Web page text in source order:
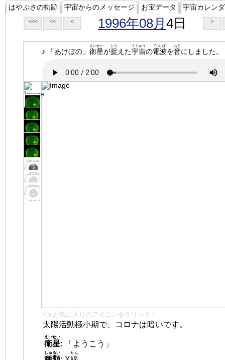
はやぶさの軌跡 宇宙からのメッセージ お宝データ 宇宙カレン
<<< << < 1996年08月 4日 >
♪ 「あけぼの」 衛星
えいせい
が捉
とら
えた宇宙
うちゅう
の電波
でんぱ
を音
おと
にしました。
👈 お気に入りのアイコンをクリック！
太陽活動極小期で、コロナは暗いです。
衛星
えいせい
:
「ようこう」
しゅるい せん